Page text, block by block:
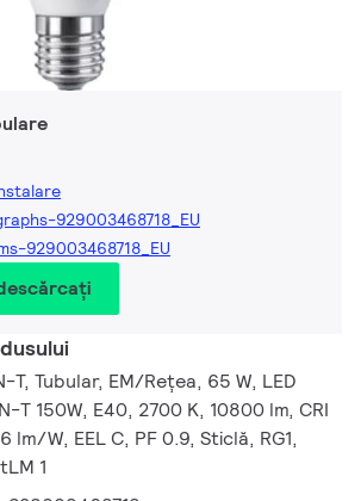
929003468718_EU
929003468718_EU
T, Tubular, EM/Rețea, 65 W, LED
T 150W, E40, 2700 K, 10800 lm, CRI
lm/W, EEL C, PF 0.9, Sticlă, RG1,
1